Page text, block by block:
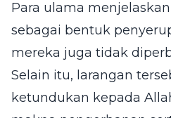
Para ulama
sebagai bentuk
mereka juga tidak
Selain itu, larangan
ketundukan kepada